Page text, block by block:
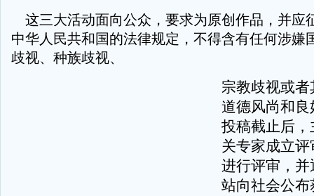
这三大活动面向公众，要求为原创作品，并应
中华人民共和国的法律规定，不得含有任何涉嫌
歧视、种族歧视、
宗教歧视或
道德风尚和
投稿截止后
关专家成立
进行评审，
站向社会公